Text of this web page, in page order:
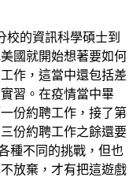
校的資訊科學碩士到
國就開始想著要如何
作，這當中還包括差
習。在疫情當中畢
份約聘工作，接了第
份約聘工作之餘還要
種不同的挑戰，但也
放棄，才有把這遊戲